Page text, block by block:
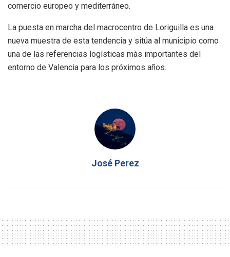
comercio europeo y mediterráneo.
La puesta en marcha del macrocentro de Loriguilla es una
nueva muestra de esta tendencia y sitúa al municipio como
una de las referencias logísticas más importantes del
entorno de Valencia para los próximos años.
José Perez